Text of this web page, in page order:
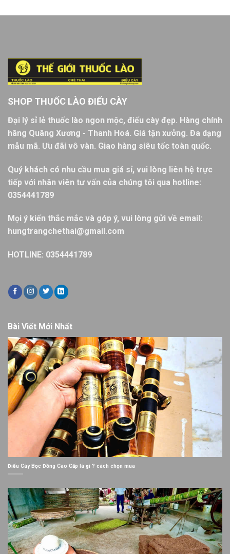
SHOP THUỐC LÀO ĐIẾU CÀY
Đại lý sỉ lẻ thuốc lào ngon mộc, điếu cày đẹp. Hàng chính
hãng Quãng Xương - Thanh Hoá. Giá tận xưởng. Đa dạng
mẫu mã. Ưu đãi vô vàn. Giao hàng siêu tốc toàn quốc.
Quý khách có nhu cầu mua giá sỉ, vui lòng liên hệ trực
tiếp với nhân viên tư vấn của chúng tôi qua hotline:
0354441789
Mọi ý kiến thắc mắc và góp ý, vui lòng gửi về email:
hungtrangchethai@gmail.com
HOTLINE: 0354441789
Bài Viết Mới Nhất
Điếu Cày Bọc Đồng Cao Cấp là gì ? cách chọn mua